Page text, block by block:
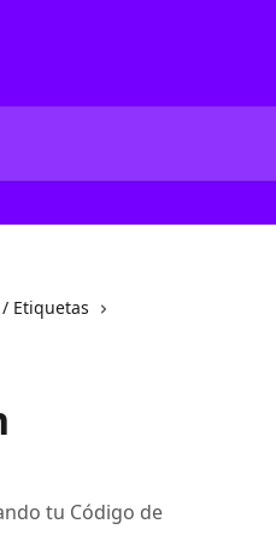
Etiquetas
tu Código de